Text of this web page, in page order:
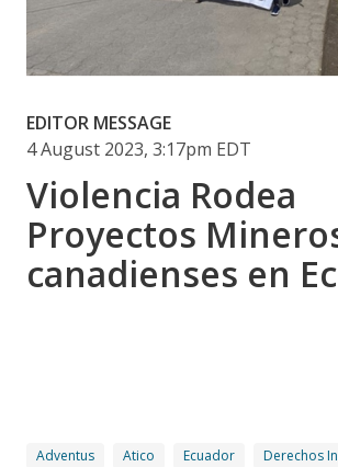
EDITOR MESSAGE
4 August 2023, 3:17pm EDT
Violencia Rodea
Proyectos
canadienses en
Adventus Atico Ecuador Derechos